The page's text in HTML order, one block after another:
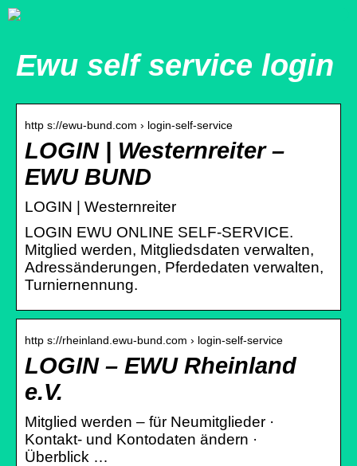
Ewu self service login
http s://ewu-bund.com › login-self-service
LOGIN | Westernreiter –
EWU BUND
LOGIN | Westernreiter
LOGIN EWU ONLINE SELF-SERVICE.
Mitglied werden, Mitgliedsdaten verwalten,
Adressänderungen, Pferdedaten verwalten,
Turniernennung.
http s://rheinland.ewu-bund.com › login-self-service
LOGIN – EWU Rheinland
e.V.
Mitglied werden – für Neumitglieder ·
Kontakt- und Kontodaten ändern ·
Überblick …